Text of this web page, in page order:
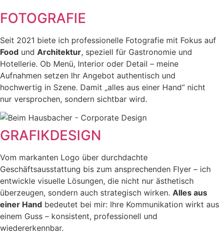
FOTOGRAFIE
Seit 2021 biete ich professionelle Fotografie mit Fokus auf
Food und Architektur, speziell für Gastronomie und
Hotellerie. Ob Menü, Interior oder Detail – meine
Aufnahmen setzen Ihr Angebot authentisch und
hochwertig in Szene. Damit „alles aus einer Hand“ nicht
nur versprochen, sondern sichtbar wird.
GRAFIKDESIGN
Vom markanten Logo über durchdachte
Geschäftsausstattung bis zum ansprechenden Flyer – ich
entwickle visuelle Lösungen, die nicht nur ästhetisch
überzeugen, sondern auch strategisch wirken. Alles aus
einer Hand bedeutet bei mir: Ihre Kommunikation wirkt aus
einem Guss – konsistent, professionell und
wiedererkennbar.